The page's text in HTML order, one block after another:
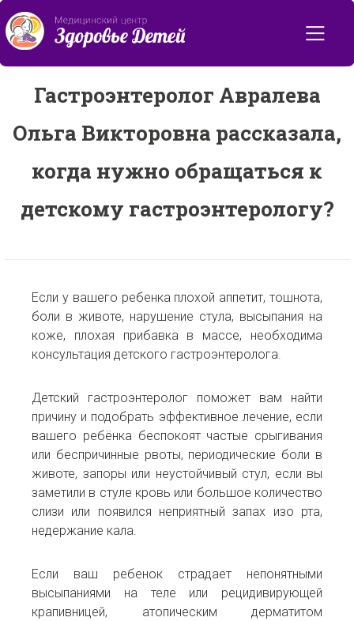
Назад ко всем статьям
Гастроэнтеролог Авралева
Ольга Викторовна рассказала,
когда нужно обращаться к
детскому гастроэнтерологу?
Если у вашего ребенка плохой аппетит, тошнота,
боли в животе, нарушение стула, высыпания на
коже, плохая прибавка в массе, необходима
консультация детского гастроэнтеролога.
Детский гастроэнтеролог поможет вам найти
причину и подобрать эффективное лечение, если
вашего ребёнка беспокоят частые срыгивания
или беспричинные рвоты, периодические боли в
животе, запоры или неустойчивый стул, если вы
заметили в стуле кровь или большое количество
слизи или появился неприятный запах изо рта,
недержание кала.
Если ваш ребенок страдает непонятными
высыпаниями на теле или рецидивирующей
крапивницей, атопическим дерматитом